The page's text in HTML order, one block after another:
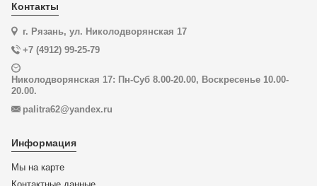
Контакты
г. Рязань, ул. Николодворянская 17
+7 (4912) 99-25-79
Николодворянская 17: Пн-Суб 8.00-20.00, Воскресенье 10.00-
20.00.
palitra62@yandex.ru
Информация
Мы на карте